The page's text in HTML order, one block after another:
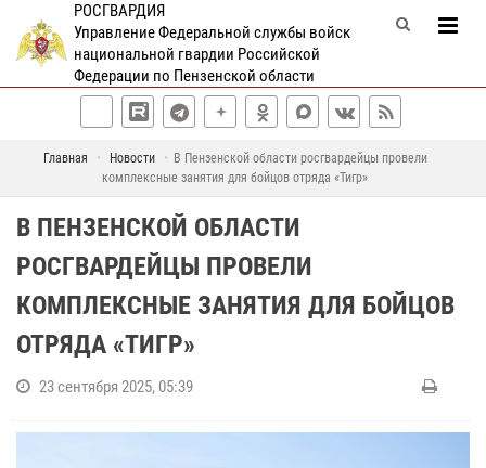
РОСГВАРДИЯ
Управление Федеральной службы войск
национальной гвардии Российской
Федерации по Пензенской области
Главная Новости
В Пензенской области росгвардейцы провели
комплексные занятия для бойцов отряда «Тигр»
В ПЕНЗЕНСКОЙ ОБЛАСТИ
РОСГВАРДЕЙЦЫ ПРОВЕЛИ
КОМПЛЕКСНЫЕ ЗАНЯТИЯ ДЛЯ БОЙЦОВ
ОТРЯДА «ТИГР»
23 сентября 2025, 05:39